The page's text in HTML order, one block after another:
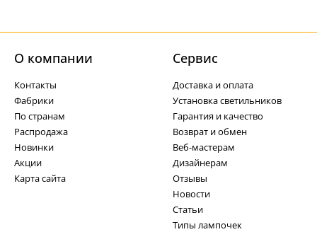
О компании
Контакты
Фабрики
По странам
Распродажа
Новинки
Акции
Карта сайта
Cервис
Доставка и оплата
Установка светильников
Гарантия и качество
Возврат и обмен
Веб-мастерам
Дизайнерам
Отзывы
Новости
Статьи
Типы лампочек